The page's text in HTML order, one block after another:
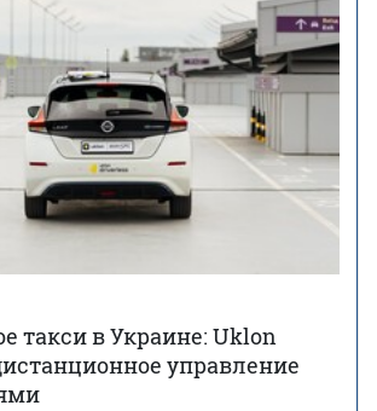
такси в Украине: Uklon
управление